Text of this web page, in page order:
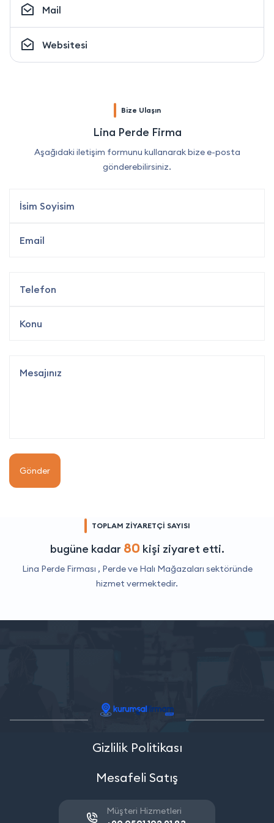
Mail
Websitesi
Bize Ulaşın
Lina Perde Firma
Aşağıdaki iletişim formunu kullanarak bize e-posta
gönderebilirsiniz.
Gönder
TOPLAM ZİYARETÇİ SAYISI
bugüne kadar 80 kişi ziyaret etti.
Lina Perde Firması , Perde ve Halı Mağazaları sektöründe
hizmet vermektedir.
Gizlilik Politikası
Mesafeli Satış
Müşteri Hizmetleri